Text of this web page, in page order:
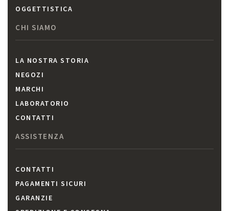
OGGETTISTICA
CHI SIAMO
LA NOSTRA STORIA
NEGOZI
MARCHI
LABORATORIO
CONTATTI
ASSISTENZA
CONTATTI
PAGAMENTI SICURI
GARANZIE